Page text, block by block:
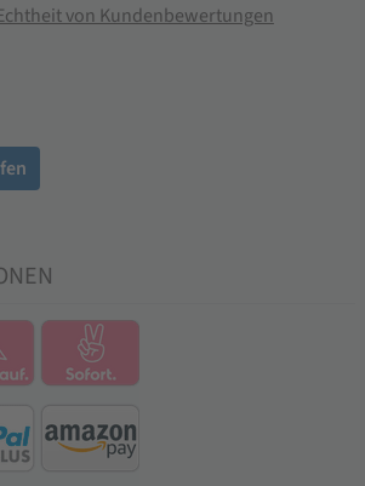
von Kundenbewertungen